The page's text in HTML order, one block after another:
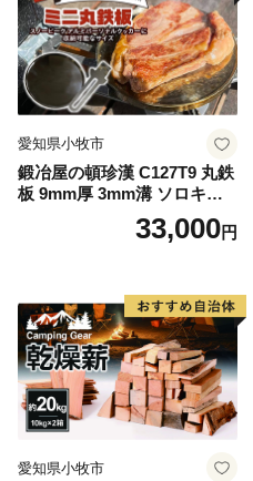
愛知県小牧市
鍛冶屋の頓珍漢 C127T9 丸鉄
板 9mm厚 3mm溝 ソロキャ
ンプ用 専用ハンドル付き ス
ノーピーク アルミパーソナ
33,000円
愛知県小牧市